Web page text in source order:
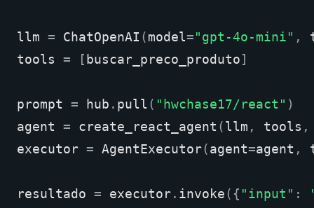
llm = ChatOpenAI (model="gpt-4o-mini" ,
tools
= [ buscar_preco_produto]
prompt = hub . pull ( "hwchase17/react" )
agent
= create_react_agent (llm , tools ,
executor = AgentExecutor(agent=agent ,
resultado = executor. invoke({ "input" :